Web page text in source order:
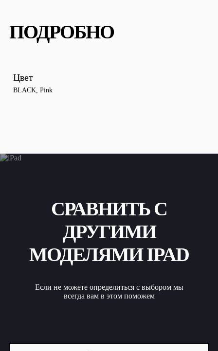
ПОДРОБНО
Цвет
BLACK, Pink
СРАВНИТЬ С
ДРУГИМИ
МОДЕЛЯМИ IPAD
Если не можете определиться с выбором мы
всегда вам в этом поможем